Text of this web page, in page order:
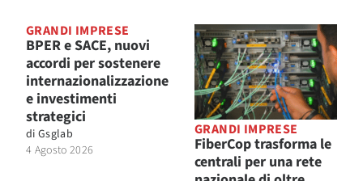
GRANDI IMPRESE
BPER e SACE, nuovi
accordi per sostenere
internazionalizzazione
e investimenti
strategici
di Gsglab
4 Agosto 2026
GRANDI IMPRESE
FiberCop trasforma le
centrali per una rete